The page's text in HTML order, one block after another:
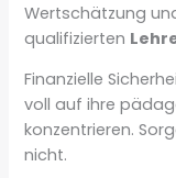
Wertschätzung
qualifizierten
Finanzielle
voll auf ihre
konzentrieren.
nicht.